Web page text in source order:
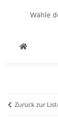
Wähle
Zurück zur